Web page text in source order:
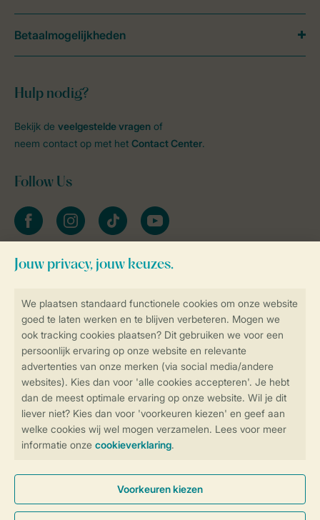
Controle over jouw gegevens &
Instellingen wijzigen
Veilig en snel online boeken
Veilige gegevensoverdracht
Veilige betaling
Hulp nodig?
Bekijk de veelgestelde vragen of
neem contact op met het Contact Center.
Follow Us
facebookinstagramtiktok youtube
Blijf op de hoogte
Betaalmogelijkheden